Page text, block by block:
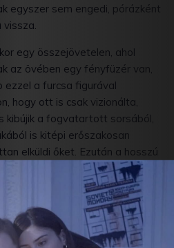
egyszer sem engedi, pórázként
vissza.
egy összejövetelen, ahol
az övében egy fényfüzér van,
ezzel a furcsa figurával
hogy ott is csak vizionálta,
kibújik a fogvatartott sorsából,
is kitépi erőszakosan
elküldi őket. Ezután a hosszú
de kitüntette, a többiektől
maradhasson, ahol gyújt
mellette a végig keresett lány,
A legvégén együtt nézik a
azt. Teljes sötétség.